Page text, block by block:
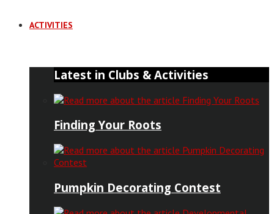
ACTIVITIES
Latest in Clubs & Activities
Finding Your Roots
Pumpkin Decorating Contest